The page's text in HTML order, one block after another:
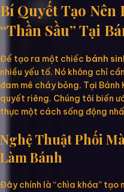
Bí Quyết Tạo
“Thần Sầu” Tại
Để tạo ra một chiếc bánh
nhiều yếu tố. Nó không chỉ
đam mê cháy bỏng. Tại Bánh
quyết riêng. Chúng tôi biến
thực một cách sống động
Nghệ Thuật Phối
Làm Bánh
Đây chính là “chìa khóa” tạo